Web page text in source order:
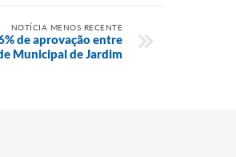
NOTÍCIA MENOS RECENTE
de aprovação entre
Municipal de Jardim